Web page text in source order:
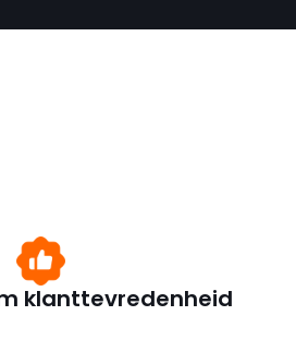
klanttevredenheid